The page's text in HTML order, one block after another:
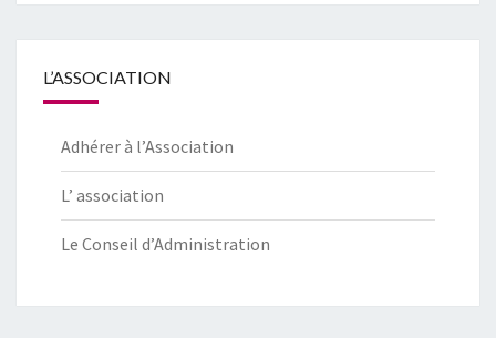
L’ASSOCIATION
Adhérer à l’Association
L’ association
Le Conseil d’Administration